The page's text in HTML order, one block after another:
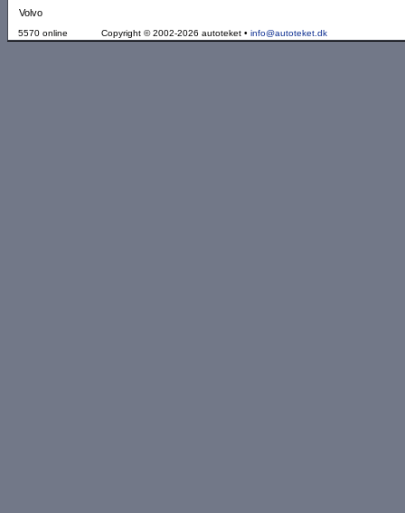
Volvo
5570 online Copyright © 2002-2026 autoteket • info@autoteket.dk